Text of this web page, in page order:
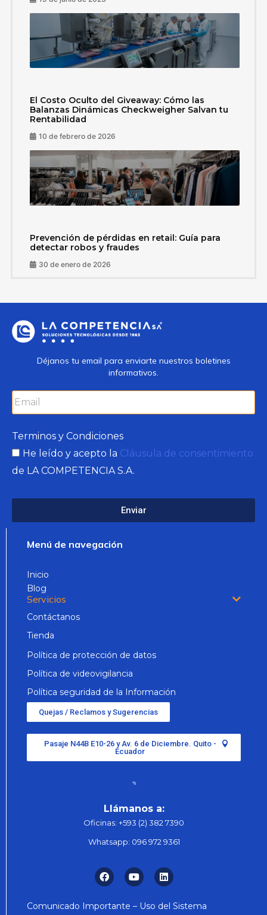
El Costo Oculto del Giveaway: Cómo las
Balanzas Dinámicas Checkweigher Salvan tu
Rentabilidad
10 de febrero de 2026
Prevención de pérdidas en retail: Guía para
detectar robos y fraudes
30 de enero de 2026
Déjanos tu email para enviarte nuestros boletines
informativos.
Terminos y Condiciones
He leído y acepto la Cláusula de consentimiento
de LA COMPETENCIA S.A.
Enviar
Menú de navegación
Inicio
Blog
Servicios
Contáctanos
Tienda
Política de protección de datos
Política de videovigilancia
Política seguridad de la Información
Quejas / Reclamos y Sugerencias
Pasaje N44B E10-26 y Av. 6 de Diciembre. Quito -
Ecuador
Llámanos a:
Oficinas: +593 (2) 382 7390
Whatsapp: 096 972 9361
Comunicado Importante – Uso del Sistema